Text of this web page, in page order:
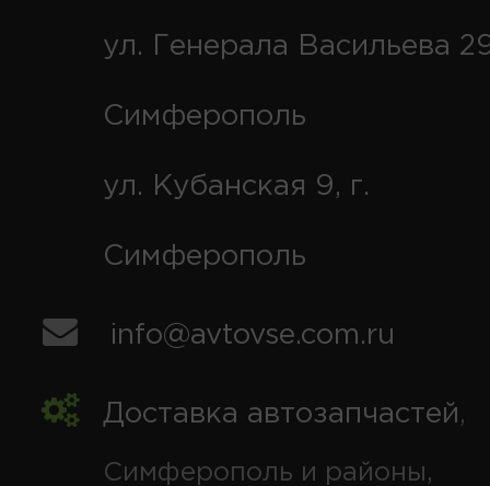
ул. Генерала Васильева
Симферополь
ул. Кубанская 9, г.
Симферополь
info@avtovse.com.ru
Доставка автозапчастей,
Симферополь и районы,